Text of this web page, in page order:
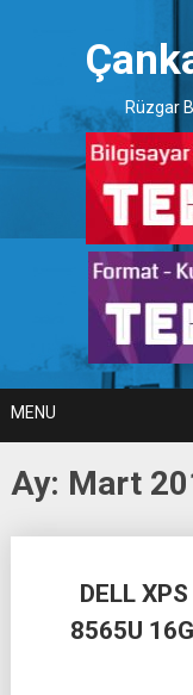
Rüzgar
MENU
Ay: Mart
DELL
8565U
navigation